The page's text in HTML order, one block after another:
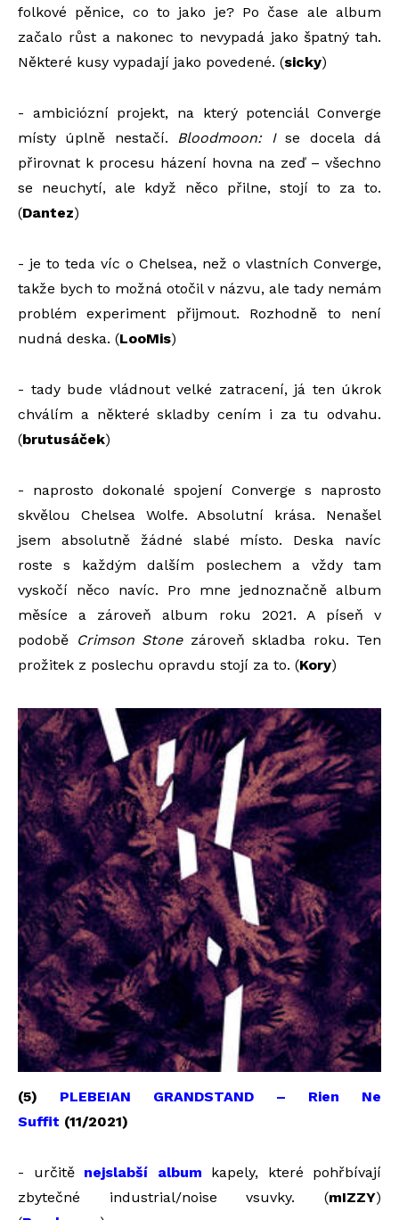
folkové pěnice, co to jako je? Po čase ale album
začalo růst a nakonec to nevypadá jako špatný tah.
Některé kusy vypadají jako povedené. (sicky)
- ambiciózní projekt, na který potenciál Converge
místy úplně nestačí. Bloodmoon: Ise docela dá
přirovnat k procesu házení hovna na zeď – všechno
se neuchytí, ale když něco přilne, stojí to za to.
(Dantez)
- je to teda víc o Chelsea, než o vlastních Converge,
takže bych to možná otočil v názvu, ale tady nemám
problém experiment přijmout. Rozhodně to není
nudná deska. (LooMis)
- tady bude vládnout velké zatracení, já ten úkrok
chválím a některé skladby cením i za tu odvahu.
(brutusáček)
- naprosto dokonalé spojení Converge s naprosto
skvělou Chelsea Wolfe. Absolutní krása. Nenašel
jsem absolutně žádné slabé místo. Deska navíc
roste s každým dalším poslechem a vždy tam
vyskočí něco navíc. Pro mne jednoznačně album
měsíce a zároveň album roku 2021. A píseň v
podobě Crimson Stonezároveň skladba roku. Ten
prožitek z poslechu opravdu stojí za to. (Kory)
(5) PLEBEIAN GRANDSTAND – Rien Ne
Suffit (11/2021)
- určitě nejslabší album kapely, které pohřbívají
zbytečné industrial/noise vsuvky. (mIZZY)